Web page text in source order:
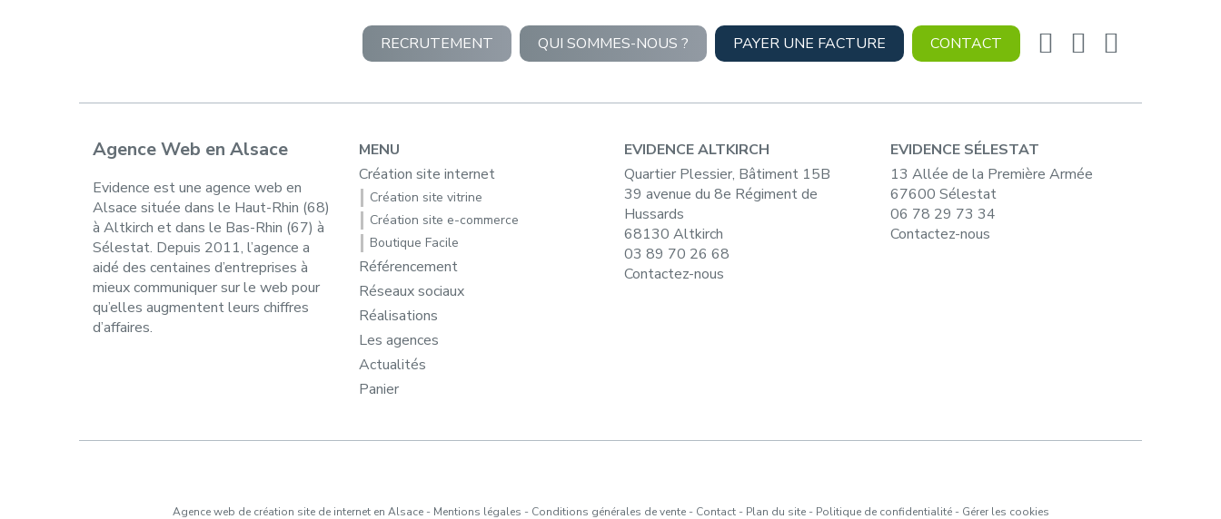
RECRUTEMENT QUI SOMMES-NOUS ? PAYER UNE FACTURE CONTACT
Agence Web en Alsace
Evidence est une agence web en
Alsace située dans le Haut-Rhin (68)
à Altkirch et dans le Bas-Rhin (67) à
Sélestat. Depuis 2011, l’agence a
aidé des centaines d’entreprises à
mieux communiquer sur le web pour
qu’elles augmentent leurs chiffres
d’affaires.
MENU
Création site internet
Création site vitrine
Création site e-commerce
Boutique Facile
Référencement
Réseaux sociaux
Réalisations
Les agences
Actualités
Panier
EVIDENCE ALTKIRCH
Quartier Plessier, Bâtiment 15B
39 avenue du 8e Régiment de
Hussards
68130 Altkirch
03 89 70 26 68
Contactez-nous
EVIDENCE SÉLESTAT
13 Allée de la Première Armée
67600 Sélestat
06 78 29 73 34
Contactez-nous
Agence web de création site de internet en Alsace- Mentions légales - Conditions générales de vente- Contact- Plan du site- Politique de confidentialité- Gérer les cookies